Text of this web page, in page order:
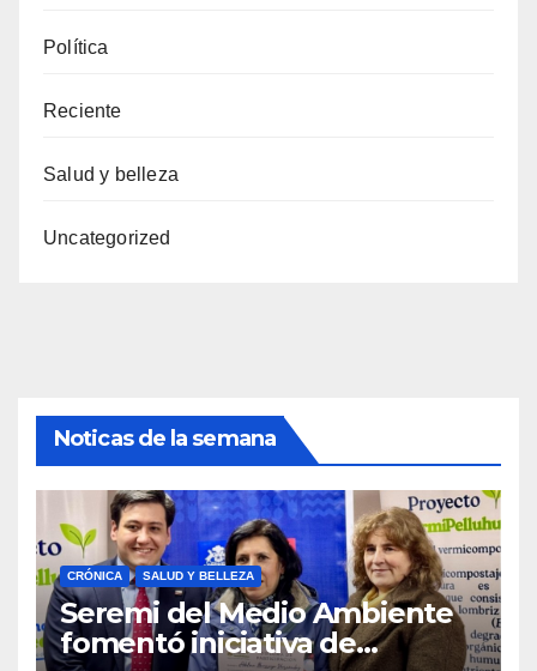
Política
Reciente
Salud y belleza
Uncategorized
Noticas de la semana
CRÓNICA SALUD Y BELLEZA
Seremi del Medio Ambiente
fomentó iniciativa de